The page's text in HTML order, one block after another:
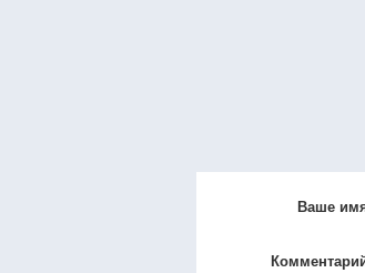
Ваше